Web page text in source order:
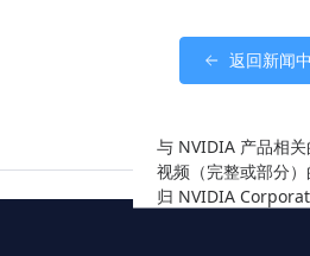
返回新闻
与 NVIDIA 产品相
视频（完整或部分
归 NVIDIA